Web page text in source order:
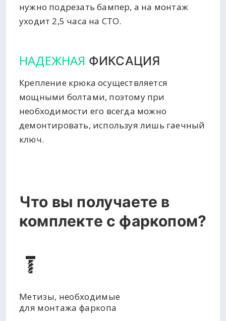
нужно подрезать бампер, а на монтаж
уходит 2,5 часа на СТО.
НАДЕЖНАЯ ФИКСАЦИЯ
Крепление крюка осуществляется
мощными болтами, поэтому при
необходимости его всегда можно
демонтировать, используя лишь гаечный
ключ.
Что вы получаете в
комплекте с фаркопом?
Метизы, необходимые
для монтажа фаркопа